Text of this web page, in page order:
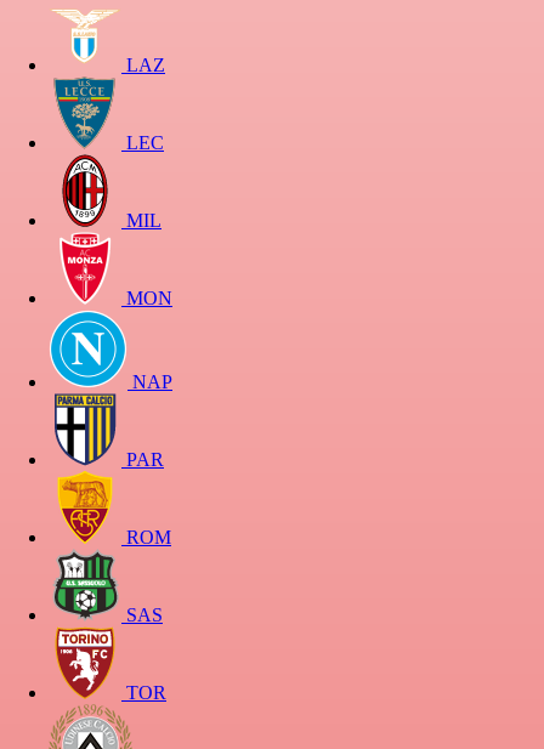
LAZ
LEC
MIL
MON
NAP
PAR
ROM
SAS
TOR